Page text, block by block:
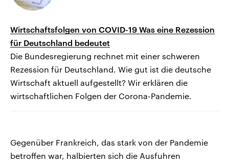
Wirtschaftsfolgen von COVID-19 Was eine Rezession
für Deutschland bedeutet
Die Bundesregierung rechnet mit einer schweren
Rezession für Deutschland. Wie gut ist die deutsche
Wirtschaft aktuell aufgestellt? Wir erklären die
wirtschaftlichen Folgen der Corona-Pandemie.
Gegenüber Frankreich, das stark von der Pandemie
betroffen war, halbierten sich die Ausfuhren